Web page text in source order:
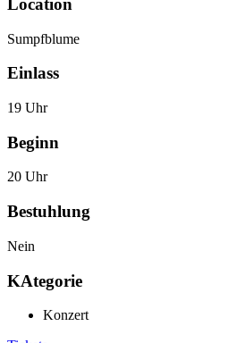
Location
Sumpfblume
Einlass
19 Uhr
Beginn
20 Uhr
Bestuhlung
Nein
KAtegorie
Konzert